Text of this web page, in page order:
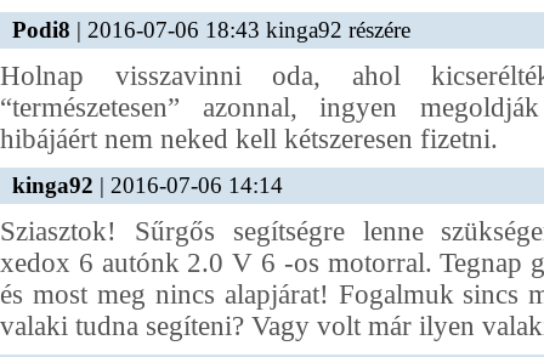
Podi8 | 2016-07-06 18:43 kinga92 részére
Holnap visszavinni oda, ahol
“természetesen” azonnal, ingyen
hibájáért nem neked kell kétszeresen fizetni.
kinga92 | 2016-07-06 14:14
Sziasztok! Sűrgős segítségre lenne
xedox 6 autónk 2.0 V 6 -os motorral. Tegnap
és most meg nincs alapjárat! Fogalmuk sincs
valaki tudna segíteni? Vagy volt már ilyen